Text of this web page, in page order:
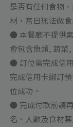
是否有任何食物
材，當日無法做
● 本餐廳不提供
會包含魚類, 蔬菜
● 訂位需完成信
完成信用卡綁訂
位成功。
● 完成付款前請
名、人數及食材